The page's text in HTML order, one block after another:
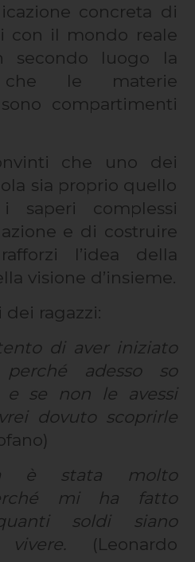
concreta di
con il mondo reale
secondo luogo la
che le materie
compartimenti
che uno dei
sia proprio quello
saperi complessi
e di costruire
l’idea della
visione d’insieme.
ragazzi:
di aver iniziato
adesso so
e se non le avessi
dovuto scoprirle
è stata molto
mi ha fatto
soldi siano
vivere. (Leonardo